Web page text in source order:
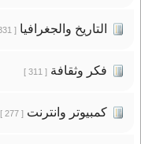
التاريخ والجغرافيا[ 331 ]
فكر وثقافة[ 311 ]
كمبيوتر وانترنت[ 277 ]